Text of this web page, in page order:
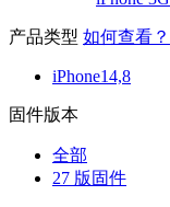
产品类型 如何查看？
iPhone14,8
固件版本
全部
27 版固件